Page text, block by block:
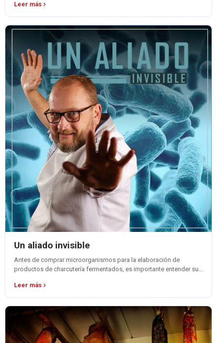
Leer más
Un aliado invisible
Antes de comprar microorganismos para la elaboración de
productos de charcutería fermentados, es importante entender su
Leer más